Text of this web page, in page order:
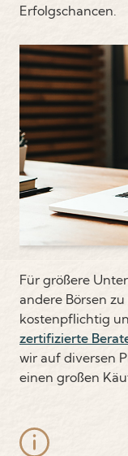
Erfolgschancen.
Für größere
andere Börsen
kostenpflichtig
zertifizierte
wir auf diversen
einen großen